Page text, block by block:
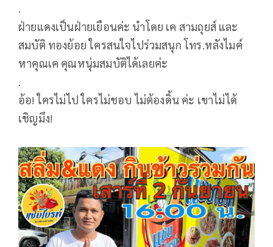
.
ฝ่ายแดงเป็นฝ่ายเยือนค่ะ นำโดย เค สามถุยส์ และ
สมบัติ ทองย้อย ใครสนใจไปร่วมสนุก โทร.หลังไมค์
หาคุณเค คุณหนุ่มสมบัติได้เลยค่ะ
.
อ้อ! ใครไม่ไป ใครไม่ชอบ ไม่ต้องดิ้น ค่ะ เขาไม่ได้
เชิญมึง!